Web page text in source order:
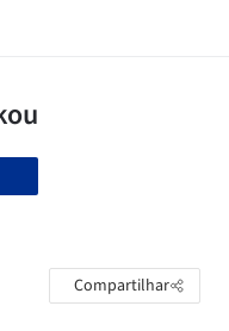
Compartilhar